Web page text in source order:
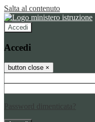
Salta al contenuto
Accedi
Accedi
button close ×
Password dimenticata?